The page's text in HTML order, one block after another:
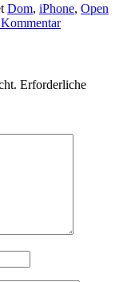
Dom, iPhone, Open
Erforderliche